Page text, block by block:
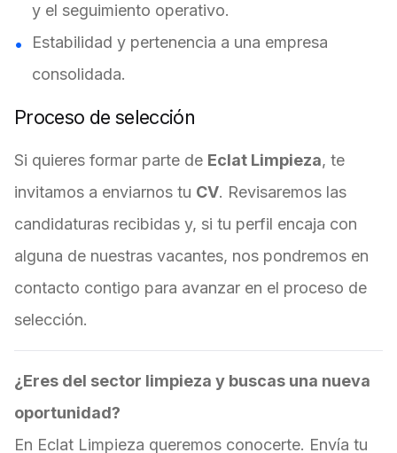
y el seguimiento operativo.
Estabilidad y pertenencia a una empresa
consolidada.
Proceso de selección
Si quieres formar parte de Eclat Limpieza, te
invitamos a enviarnos tu CV. Revisaremos las
candidaturas recibidas y, si tu perfil encaja con
alguna de nuestras vacantes, nos pondremos en
contacto contigo para avanzar en el proceso de
selección.
¿Eres del sector limpieza y buscas una nueva
oportunidad?
En Eclat Limpieza queremos conocerte. Envía tu